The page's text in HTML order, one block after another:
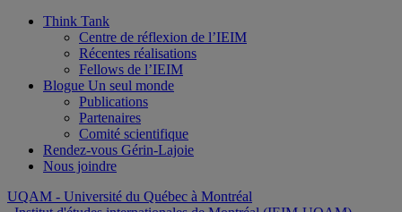
Think Tank
Centre de réflexion de l’IEIM
Récentes réalisations
Fellows de l’IEIM
Blogue Un seul monde
Publications
Partenaires
Comité scientifique
Rendez-vous Gérin-Lajoie
Nous joindre
UQAM - Université du Québec à Montréal